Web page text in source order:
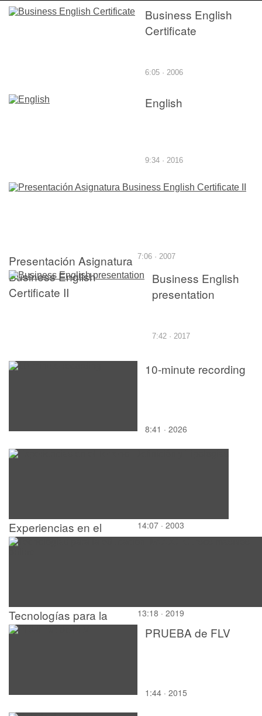
Business English
Certificate
6:05 · 2006
English
9:34 · 2016
Presentación Asignatura
Business English
Certificate II
7:06 · 2007
Business English
presentation
7:42 · 2017
10-minute recording
8:41 · 2026
Experiencias en el
Terreno. Definición y
14:07 · 2003
Tecnologías para la
educación. MOOC.
13:18 · 2019
PRUEBA de FLV
1:44 · 2015